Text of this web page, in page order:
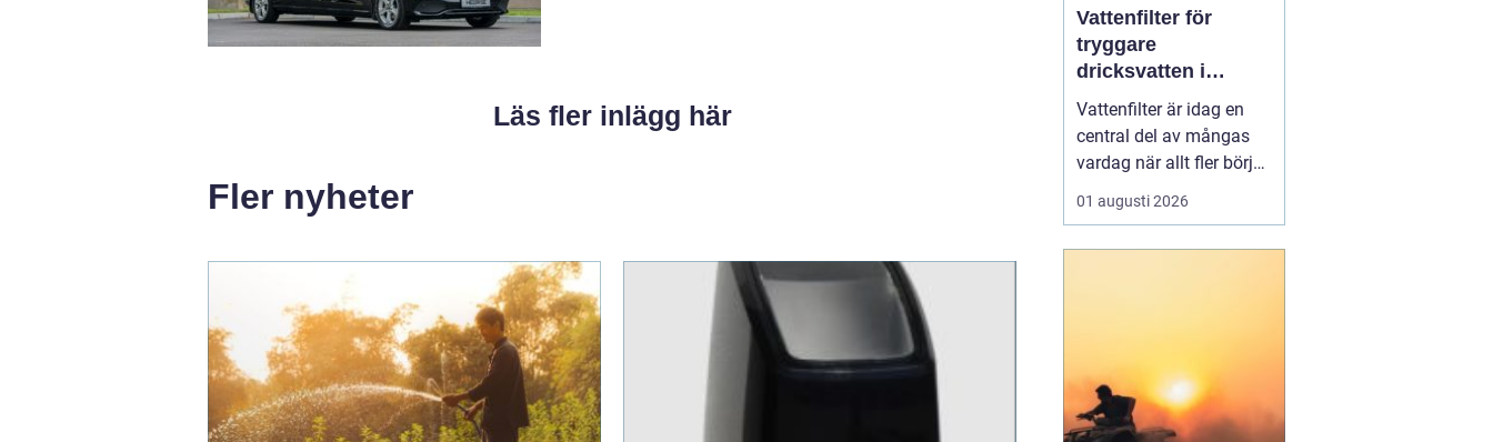
Läs fler inlägg här
Fler nyheter
Vattenfilter för
tryggare
dricksvatten i
vardagen
Vattenfilter är idag en
central del av mångas
vardag när allt fler börjar
fundera på kvaliteten på
vattnet som kommer ur
hårt vat...
01 augusti 2026